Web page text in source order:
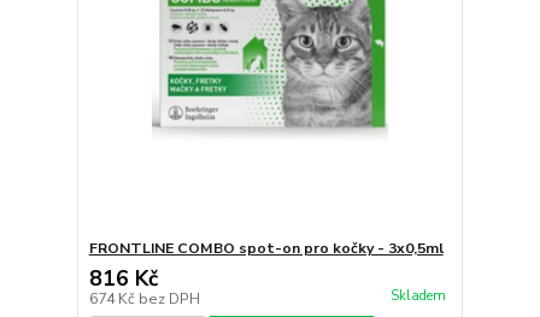
FRONTLINE COMBO spot-on pro kočky - 3x0,5ml
816 Kč
674 Kč bez DPH Skladem